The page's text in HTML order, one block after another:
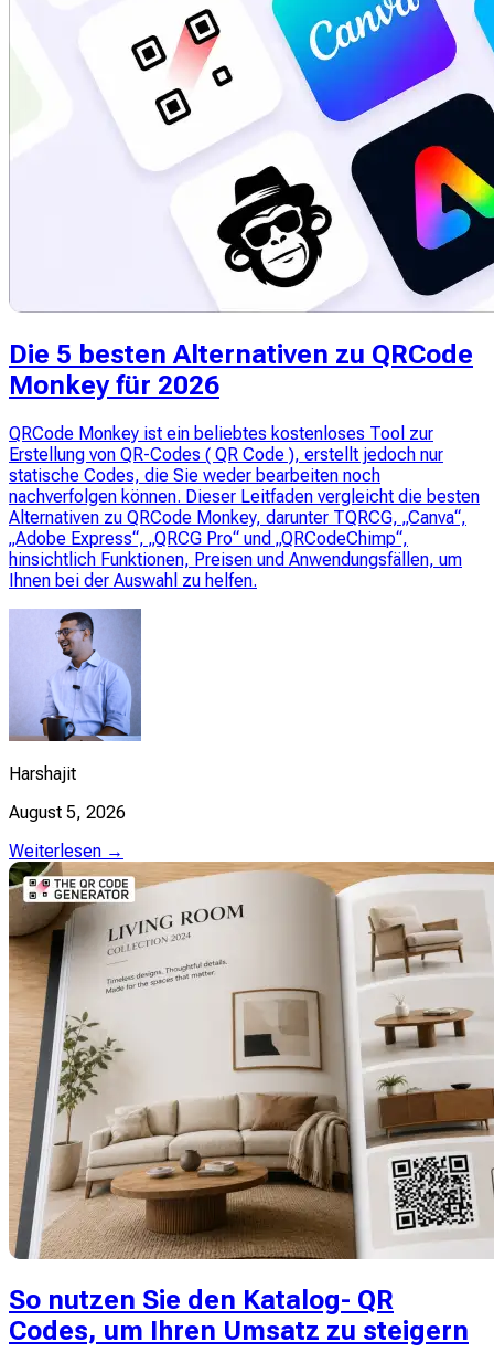
Die 5 besten Alternativen zu QRCode
Monkey für 2026
QRCode Monkey ist ein beliebtes kostenloses Tool zur
Erstellung von QR-Codes ( QR Code ), erstellt jedoch nur
statische Codes, die Sie weder bearbeiten noch
nachverfolgen können. Dieser Leitfaden vergleicht die besten
Alternativen zu QRCode Monkey, darunter TQRCG, „Canva“,
„Adobe Express“, „QRCG Pro“ und „QRCodeChimp“,
hinsichtlich Funktionen, Preisen und Anwendungsfällen, um
Ihnen bei der Auswahl zu helfen.
Harshajit
August 5, 2026
Weiterlesen →
So nutzen Sie den Katalog- QR
Codes, um Ihren Umsatz zu steigern